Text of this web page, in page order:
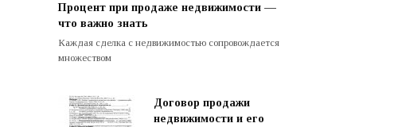
Процент при продаже недвижимости —
что важно знать
Каждая сделка с недвижимостью сопровождается
множеством
Договор продажи
недвижимости и его